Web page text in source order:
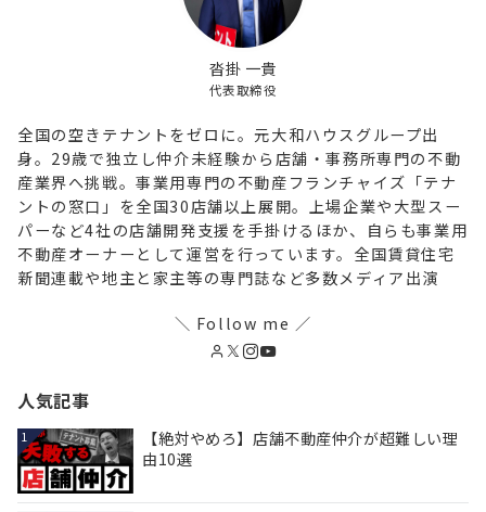
沓掛 一貴
代表取締役
全国の空きテナントをゼロに。元大和ハウスグループ出
身。29歳で独立し仲介未経験から店舗・事務所専門の不動
産業界へ挑戦。事業用専門の不動産フランチャイズ「テナ
ントの窓口」を全国30店舗以上展開。上場企業や大型スー
パーなど4社の店舗開発支援を手掛けるほか、自らも事業用
不動産オーナーとして運営を行っています。全国賃貸住宅
新聞連載や地主と家主等の専門誌など多数メディア出演
＼ Follow me ／
人気記事
1
【絶対やめろ】店舗不動産仲介が超難しい理
由10選